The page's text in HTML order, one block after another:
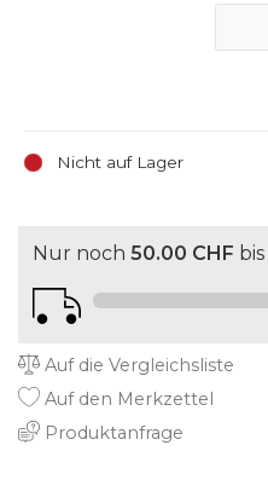
Nicht auf Lager
Nur noch 50.00 CHF bis
Auf die Vergleichsliste
Auf den Merkzettel
Produktanfrage